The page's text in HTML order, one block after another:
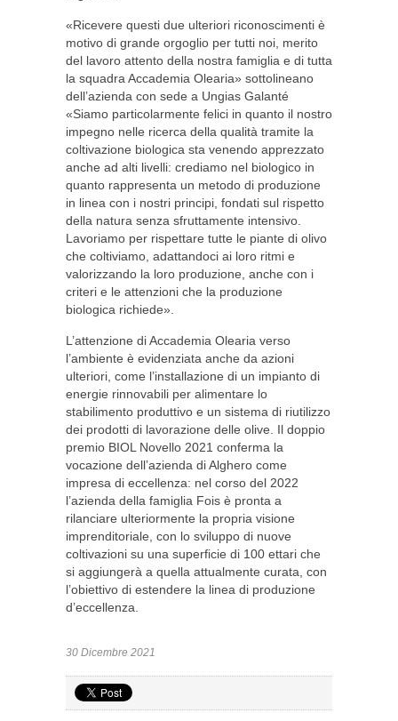
«Ricevere questi due ulteriori riconoscimenti è
motivo di grande orgoglio per tutti noi, merito
del lavoro attento della nostra famiglia e di tutta
la squadra Accademia Olearia» sottolineano
dell’azienda con sede a Ungias Galanté
«Siamo particolarmente felici in quanto il nostro
impegno nelle ricerca della qualità tramite la
coltivazione biologica sta venendo apprezzato
anche ad alti livelli: crediamo nel biologico in
quanto rappresenta un metodo di produzione
in linea con i nostri principi, fondati sul rispetto
della natura senza sfruttamente intensivo.
Lavoriamo per rispettare tutte le piante di olivo
che coltiviamo, adattandoci ai loro ritmi e
valorizzando la loro produzione, anche con i
criteri e le attenzioni che la produzione
biologica richiede».
L’attenzione di Accademia Olearia verso
l’ambiente è evidenziata anche da azioni
ulteriori, come l’installazione di un impianto di
energie rinnovabili per alimentare lo
stabilimento produttivo e un sistema di riutilizzo
dei prodotti di lavorazione delle olive. Il doppio
premio BIOL Novello 2021 conferma la
vocazione dell’azienda di Alghero come
impresa di eccellenza: nel corso del 2022
l’azienda della famiglia Fois è pronta a
rilanciare ulteriormente la propria visione
imprenditoriale, con lo sviluppo di nuove
coltivazioni su una superficie di 100 ettari che
si aggiungerà a quella attualmente curata, con
l’obiettivo di estendere la linea di produzione
d’eccellenza.
30 Dicembre 2021